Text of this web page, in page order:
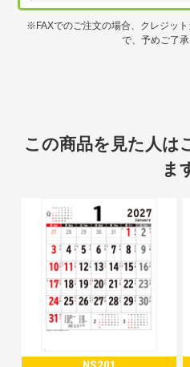
※FAXでのご注文の場合、クレジッ
で、予めご了承
この商品を見た人は
ま